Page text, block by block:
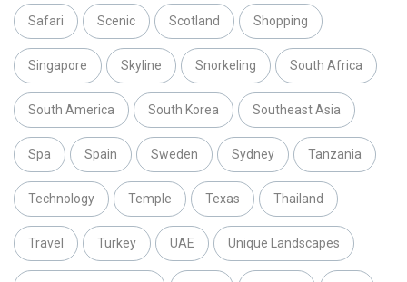
Safari Scenic Scotland Shopping
Singapore Skyline Snorkeling South Africa
South America South Korea Southeast Asia
Spa Spain Sweden Sydney Tanzania
Technology Temple Texas Thailand
Travel Turkey UAE Unique Landscapes